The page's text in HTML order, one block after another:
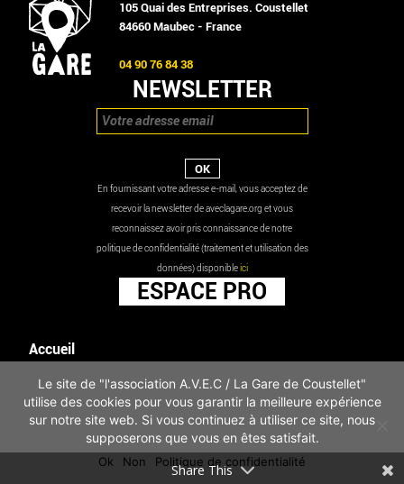
105 Quai des Entreprises. Coustellet
84660 Maubec - France
04 90 76 84 38
NEWSLETTER
En fournissant votre adresse e-mail, vous acceptez de
recevoir la newsletter de aveclagare.org et vous
reconnaissez avoir pris connaissance de notre
politique de confidentialité (traitement et utilisation des
données) disponibleici
ESPACE PRO
Accueil
Les actualités
Mentions légales
Infos pratiques
Politique de confidentialité
Share This
Le site de "l'association A.V.E.C / La Gare de Coustellet"
utilise des cookies pour vous garantir la meilleure expérience
sur notre site web. Si vous continuez à utiliser ce site, nous
supposerons que vous en êtes satisfait.
Ok Non Politique de confidentialité